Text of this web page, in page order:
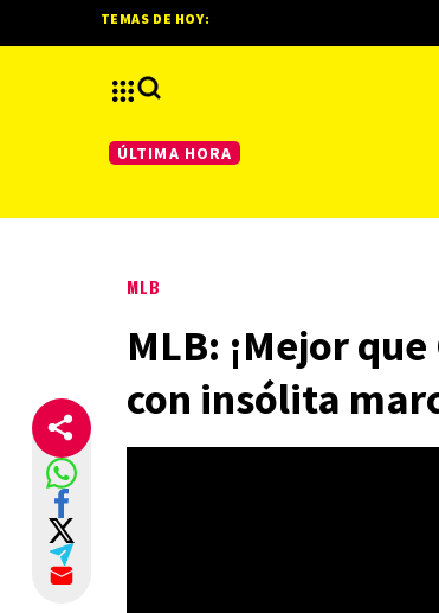
MLB
MLB: ¡Mejor
con insólita
TEMAS DE HOY:
ÚLTIMA HORA